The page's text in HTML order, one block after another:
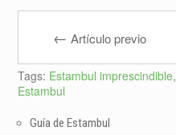
← Artículo previo
Tags: Estambul imprescindible,
Estambul
Guía de Estambul